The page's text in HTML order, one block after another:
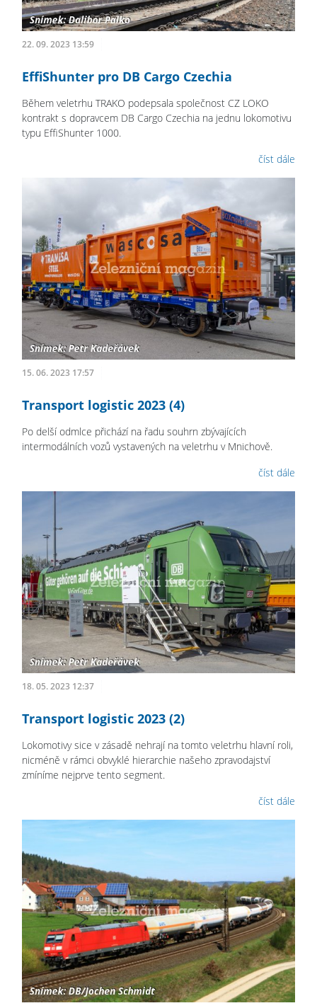
22. 09. 2023 13:59
EffiShunter pro DB Cargo Czechia
Během veletrhu TRAKO podepsala společnost CZ LOKO
kontrakt s dopravcem DB Cargo Czechia na jednu lokomotivu
typu EffiShunter 1000.
číst dále
15. 06. 2023 17:57
Transport logistic 2023 (4)
Po delší odmlce přichází na řadu souhrn zbývajících
intermodálních vozů vystavených na veletrhu v Mnichově.
číst dále
18. 05. 2023 12:37
Transport logistic 2023 (2)
Lokomotivy sice v zásadě nehrají na tomto veletrhu hlavní roli,
nicméně v rámci obvyklé hierarchie našeho zpravodajství
zmíníme nejprve tento segment.
číst dále